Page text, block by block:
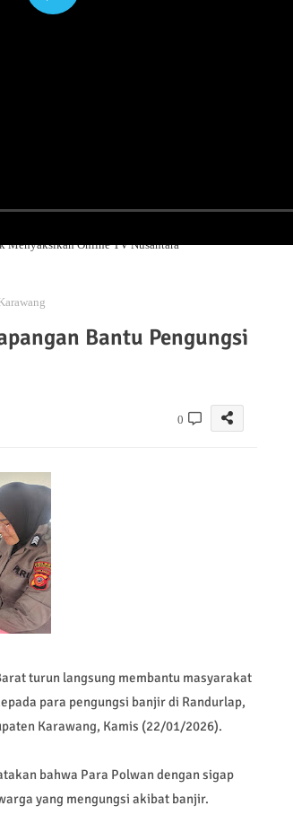
Menyaksikan Online TV Nusantara
Bantu Pengungsi
0
turun langsung membantu masyarakat
para pengungsi banjir di Randurlap,
Karawang, Kamis (22/01/2026).
bahwa Para Polwan dengan sigap
yang mengungsi akibat banjir.